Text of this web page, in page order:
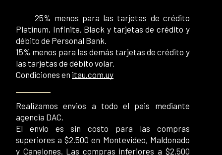
25% menos para las tarjetas de crédito
Platinum, Infinite, Black y tarjetas de crédito y
débito de Personal Bank.
15% menos para las demás tarjetas de crédito y
las tarjetas de débito volar.
Condiciones en itau.com.uy
Realizamos envios a todo el pais mediante
agencia DAC.
El envío es sin costo para las compras
superiores a $2.500 en Montevideo, Maldonado
y Canelones. Las compras inferiores a $2.500